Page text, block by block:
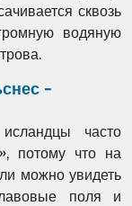
сквозь
водяную
-
часто
потому что на
можно увидеть
поля и